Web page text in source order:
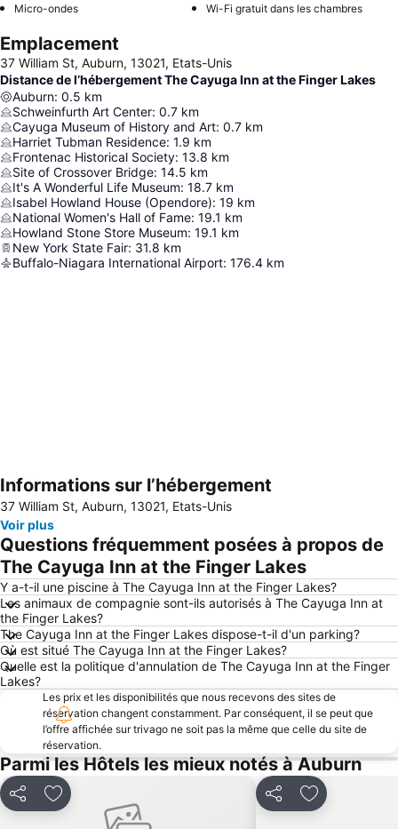
Micro-ondes Wi-Fi gratuit dans les chambres
Emplacement
37 William St, Auburn, 13021, Etats-Unis
Distance de l’hébergement The Cayuga Inn at the Finger Lakes
Auburn: 0.5 km
Schweinfurth Art Center: 0.7 km
Cayuga Museum of History and Art: 0.7 km
Harriet Tubman Residence: 1.9 km
Frontenac Historical Society: 13.8 km
Site of Crossover Bridge: 14.5 km
It's A Wonderful Life Museum: 18.7 km
Isabel Howland House (Opendore): 19 km
National Women's Hall of Fame: 19.1 km
Howland Stone Store Museum: 19.1 km
New York State Fair: 31.8 km
Buffalo-Niagara International Airport: 176.4 km
Agrandir la carte
Informations sur l’hébergement
37 William St, Auburn, 13021, Etats-Unis
Voir plus
Questions fréquemment posées à propos de
The Cayuga Inn at the Finger Lakes
Y a-t-il une piscine à The Cayuga Inn at the Finger Lakes?
Les animaux de compagnie sont-ils autorisés à The Cayuga Inn at
the Finger Lakes?
The Cayuga Inn at the Finger Lakes dispose-t-il d'un parking?
Où est situé The Cayuga Inn at the Finger Lakes?
Quelle est la politique d'annulation de The Cayuga Inn at the Finger
Lakes?
Les prix et les disponibilités que nous recevons des sites de
réservation changent constamment. Par conséquent, il se peut que
l’offre affichée sur trivago ne soit pas la même que celle du site de
réservation.
Parmi les Hôtels les mieux notés à Auburn
PartagerAjouter à mes favoris PartagerAjouter à